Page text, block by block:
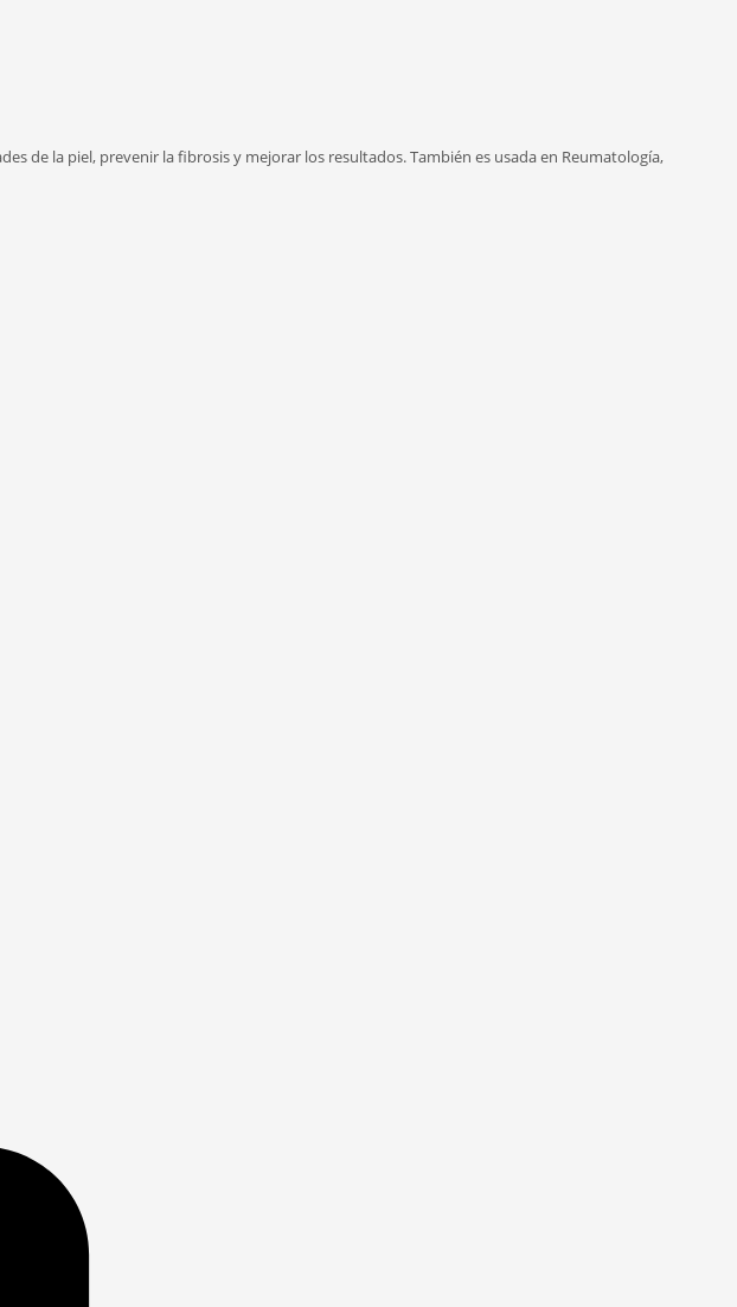
de la piel, prevenir la fibrosis y mejorar los resultados. También es usada en Reumatología,